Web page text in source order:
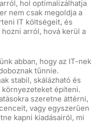
hol optimalizálhatja
nem csak megoldja a
IT költségeit, és
arról, hová kerül a
abban, hogy az IT-nek
tűnnie.
stabil, skálázható és
építeni.
szeretne áttérni,
vagy egyszerűen
kapni kiadásairól, mi